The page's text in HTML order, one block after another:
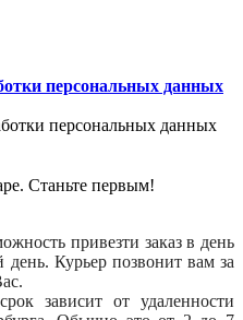
персональных данных
персональных данных
Станьте первым!
привезти заказ в день
Курьер позвонит вам за
зависит от удаленности